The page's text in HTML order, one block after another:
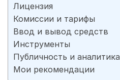
Лицензия
Комиссии и тарифы
Ввод и вывод средств
Инструменты
Публичность и аналитика
Мои рекомендации